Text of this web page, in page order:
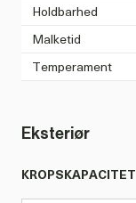
Holdbarhed
Malketid
Temperament
Eksteriør
KROPSKAPACITET